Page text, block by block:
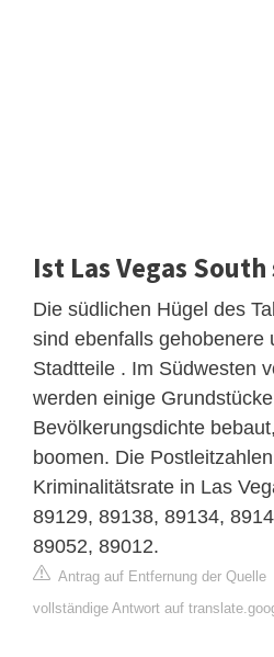
Ist Las Vegas
Die südlichen Hügel des
sind ebenfalls gehobenere
Stadtteile . Im Südwesten
werden einige
Bevölkerungsdichte
boomen. Die
Kriminalitätsrate in Las
89129, 89138, 89134,
89052, 89012.
Antrag auf Entfernung der Quelle
vollständige Antwort auf